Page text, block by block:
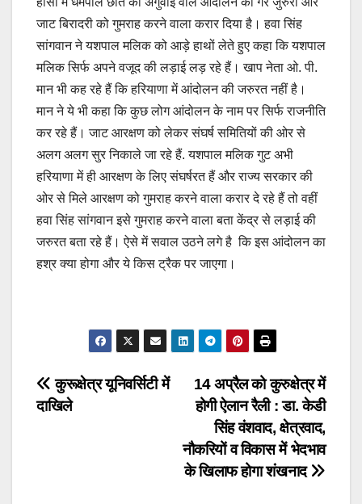
जाट बिरादरी को गुमराह करने वाला करार दिया है। हवा सिंह
सांगवान ने यशपाल मलिक को आड़े हाथों लेते हुए कहा कि यशपाल
मलिक सिर्फ अपने वजूद की लड़ाई लड़ रहे हैं। खाप नेता ओ. पी.
मान भी कह रहे हैं कि हरियाणा में आंदोलन की जरुरत नहीं है।
मान ने ये भी कहा कि कुछ लोग आंदोलन के नाम पर सिर्फ राजनीति
कर रहे हैं। जाट आरक्षण को लेकर संघर्ष समितियों की ओर से
अलग अलग सुर निकाले जा रहे हैं. यशपाल मलिक गुट अभी
हरियाणा में ही आरक्षण के लिए संघर्षरत हैं और राज्य सरकार की
ओर से मिले आरक्षण को गुमराह करने वाला करार दे रहे हैं तो वहीं
हवा सिंह सांगवान इसे गुमराह करने वाला बता केंद्र से लड़ाई की
जरुरत बता रहे हैं। ऐसे में सवाल उठने लगे है कि इस आंदोलन का
हश्र क्या होगा और ये किस ट्रैक पर जाएगा।
Post
14 अप्रैल को कुरुक्षेत्र में
होगी ऐलान रैली : डा. केडी
सिंह वंशवाद, क्षेत्रवाद,
नौकरियों व विकास में भेदभाव
के खिलाफ होगा शंखनाद
कुरूक्षेत्र यूनिवर्सिटी में
दाखिले